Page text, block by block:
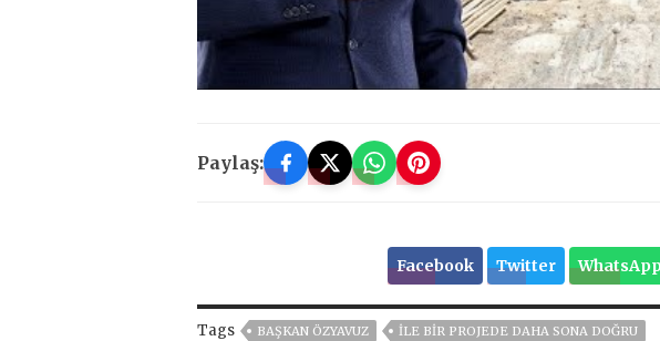
Paylaş:
Facebook Twitter
Tags BAŞKAN ÖZYAVUZ İLE BİR PROJEDE DAHA SONA DOĞRU